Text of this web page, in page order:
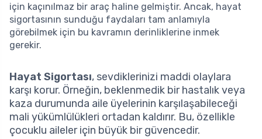
için kaçınılmaz bir araç haline gelmiştir. Ancak, hayat
sigortasının sunduğu faydaları tam anlamıyla
görebilmek için bu kavramın derinliklerine inmek
gerekir.
Hayat Sigortası, sevdiklerinizi maddi olaylara
karşı korur. Örneğin, beklenmedik bir hastalık veya
kaza durumunda aile üyelerinin karşılaşabileceği
mali yükümlülükleri ortadan kaldırır. Bu, özellikle
çocuklu aileler için büyük bir güvencedir.